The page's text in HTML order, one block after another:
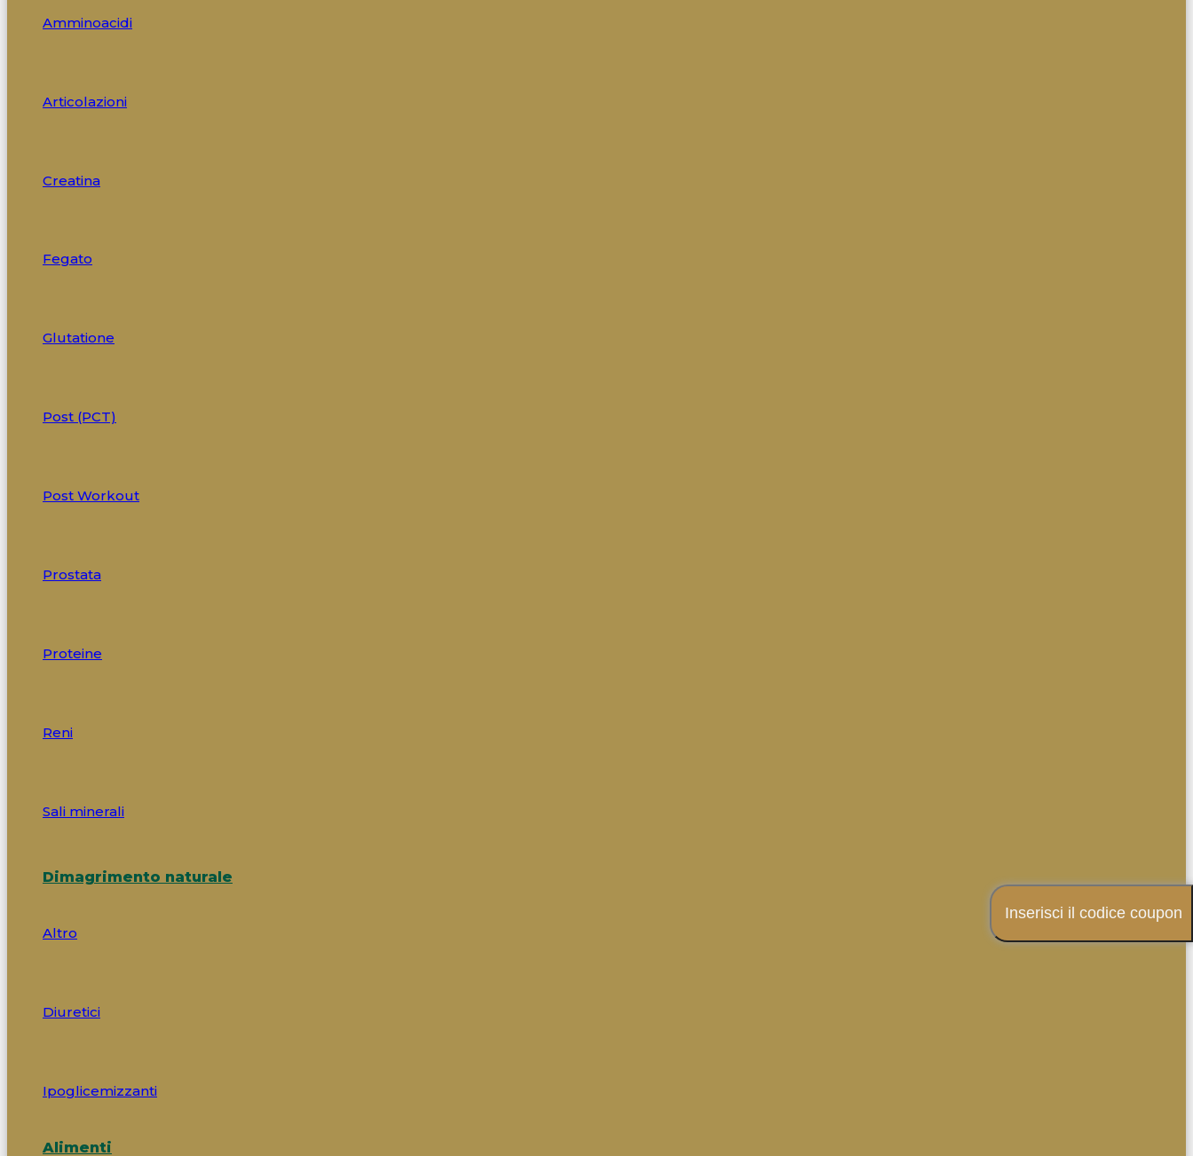
Amminoacidi
Articolazioni
Creatina
Fegato
Glutatione
Post (PCT)
Post Workout
Prostata
Proteine
Reni
Sali minerali
Dimagrimento naturale
Altro
Diuretici
Ipoglicemizzanti
Alimenti
Inserisci il codice coupon